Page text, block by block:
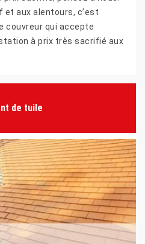
et aux alentours, c’est
couvreur qui accepte
à prix très sacrifié aux
de tuile